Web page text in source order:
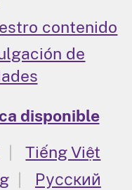
contenido
de
disponible
Tiếng Việt
Русский